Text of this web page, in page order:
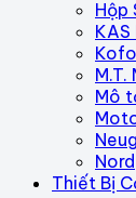
Hộp
Mô
Nord
Thiết Bị